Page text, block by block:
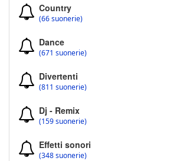
Country
(66 suonerie)
Dance
(671 suonerie)
Divertenti
(811 suonerie)
Dj - Remix
(159 suonerie)
Effetti sonori
(348 suonerie)